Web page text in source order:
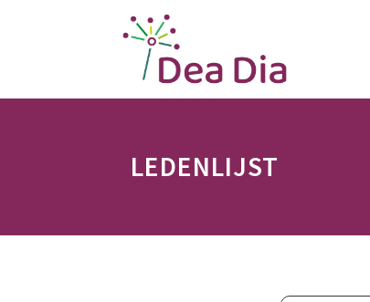
Dea Dia Delft
Netwerk vrouwelijke ondernemers Delft
LEDENLIJST